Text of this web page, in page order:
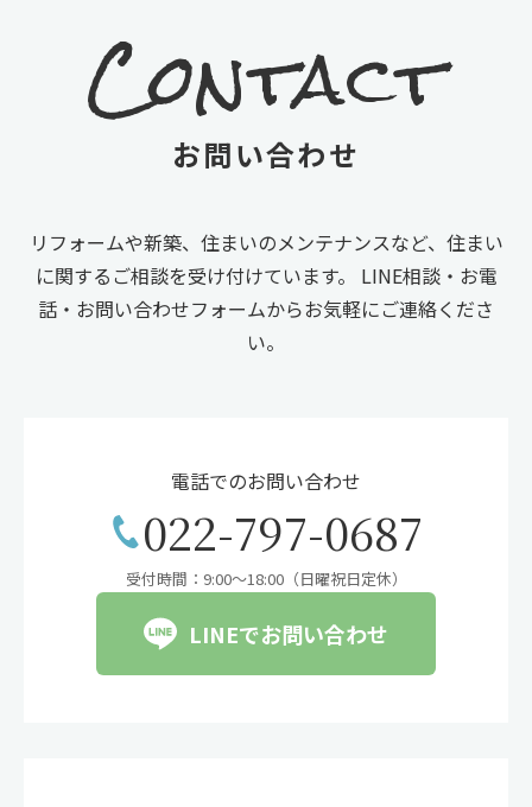
Contact
お問い合わせ
リフォームや新築、住まいのメンテナンスなど、住まい
に関するご相談を受け付けています。
LINE相談・お電
話・お問い合わせフォームからお気軽にご連絡くださ
い。
電話でのお問い合わせ
022-797-0687
受付時間：9:00〜18:00（日曜祝日定休）
LINEでお問い合わせ